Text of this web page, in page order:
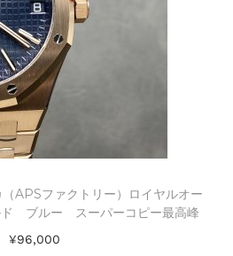
APSファクトリー）ロイヤルオー
ブルー スーパーコピー最高峰
¥96,000